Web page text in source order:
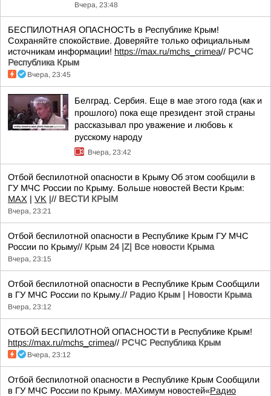
Вчера, 23:48
БЕСПИЛОТНАЯ ОПАСНОСТЬ в Республике Крым!
Сохраняйте спокойствие. Доверяйте только официальным
источникам информации! https://max.ru/mchs_crimea// РСЧС
Республика Крым
Вчера, 23:45
Белград. Сербия. Еще в мае этого года (как и
прошлого) пока еще президент этой страны
рассказывал про уважение и любовь к
русскому народу
Вчера, 23:42
Отбой беспилотной опасности в Крыму Об этом сообщили в
ГУ МЧС России по Крыму. Больше новостей Вести Крым:
MAX | VK |// ВЕСТИ КРЫМ
Вчера, 23:21
Отбой беспилотной опасности в Республике Крым ГУ МЧС
России по Крыму// Крым 24 |Z| Все новости Крыма
Вчера, 23:15
Отбой беспилотной опасности в Республике Крым Сообщили
в ГУ МЧС России по Крыму.// Радио Крым | Новости Крыма
Вчера, 23:12
ОТБОЙ БЕСПИЛОТНОЙ ОПАСНОСТИ в Республике Крым!
https://max.ru/mchs_crimea// РСЧС Республика Крым
Вчера, 23:12
Отбой беспилотной опасности в Республике Крым Сообщили
в ГУ МЧС России по Крыму. MAXимум новостей«Радио